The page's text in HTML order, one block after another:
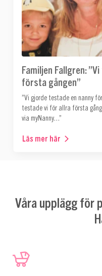
Familjen Fallgren:
första gången”
”Vi gjorde testade en nanny
testade vi för allra första
via myNanny…”
Läs mer här
Våra upplägg för